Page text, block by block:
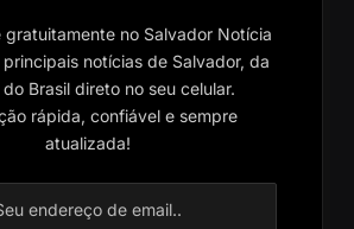
gratuitamente no Salvador Notícia
notícias de Salvador, da
do Brasil direto no seu celular.
rápida, confiável e sempre
atualizada!